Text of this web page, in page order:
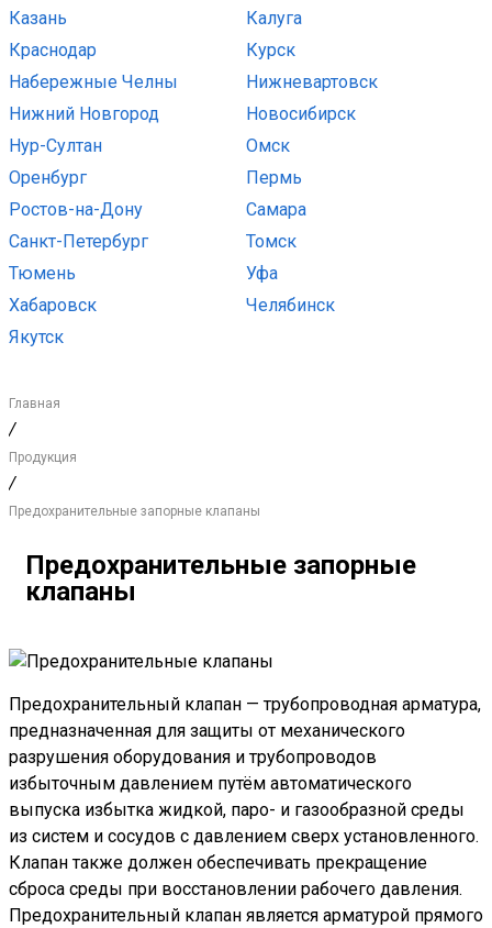
Казань
Калуга
Краснодар
Курск
Набережные Челны
Нижневартовск
Нижний Новгород
Новосибирск
Нур-Султан
Омск
Оренбург
Пермь
Ростов-на-Дону
Самара
Санкт-Петербург
Томск
Тюмень
Уфа
Хабаровск
Челябинск
Якутск
Главная
/
Продукция
/
Предохранительные запорные клапаны
Предохранительные запорные
клапаны
Предохранительный клапан — трубопроводная арматура,
предназначенная для защиты от механического
разрушения оборудования и трубопроводов
избыточным давлением путём автоматического
выпуска избытка жидкой, паро- и газообразной среды
из систем и сосудов с давлением сверх установленного.
Клапан также должен обеспечивать прекращение
сброса среды при восстановлении рабочего давления.
Предохранительный клапан является арматурой прямого